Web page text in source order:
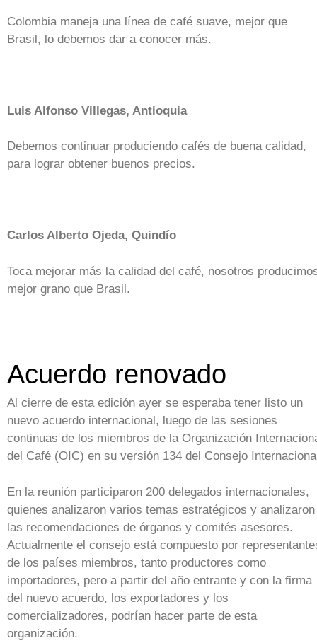
Colombia maneja una línea de café suave, mejor que
Brasil, lo debemos dar a conocer más.
Luis Alfonso Villegas, Antioquia
Debemos continuar produciendo cafés de buena calidad,
para lograr obtener buenos precios.
Carlos Alberto Ojeda, Quindío
Toca mejorar más la calidad del café, nosotros
mejor grano que Brasil.
Acuerdo renovado
Al cierre de esta edición ayer se esperaba tener listo un
nuevo acuerdo internacional, luego de las sesiones
continuas de los miembros de la Organización
del Café (OIC) en su versión 134 del Consejo
En la reunión participaron 200 delegados internacionales,
quienes analizaron varios temas estratégicos y analizaron
las recomendaciones de órganos y comités asesores.
Actualmente el consejo está compuesto por
de los países miembros, tanto productores como
importadores, pero a partir del año entrante y con la firma
del nuevo acuerdo, los exportadores y los
comercializadores, podrían hacer parte de esta
organización.